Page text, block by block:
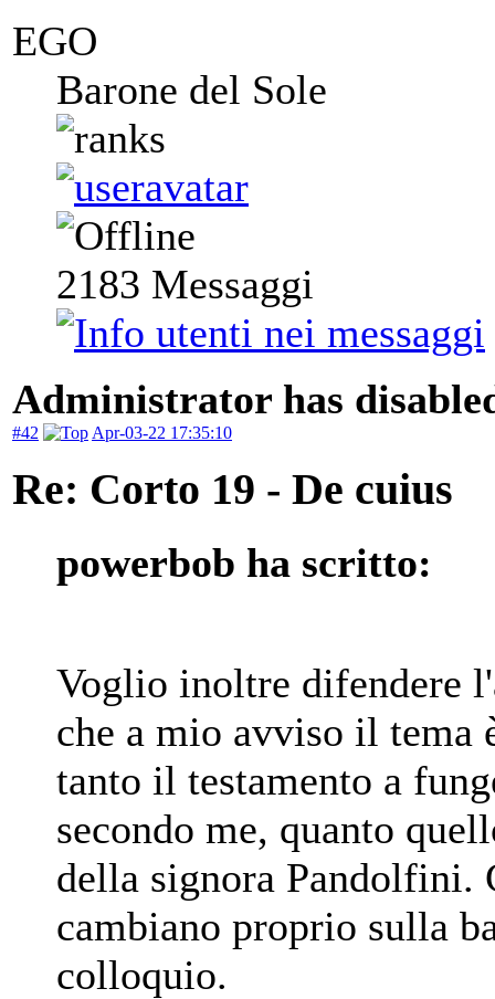
EGO
Barone del Sole
2183 Messaggi
Administrator has
#42 Apr-03-22 17:35:10
Re: Corto 19 - De cuius
powerbob ha scritto:
Voglio inoltre difendere
che a mio avviso il tema
tanto il testamento a
secondo me, quanto
della signora
cambiano proprio sulla
colloquio.